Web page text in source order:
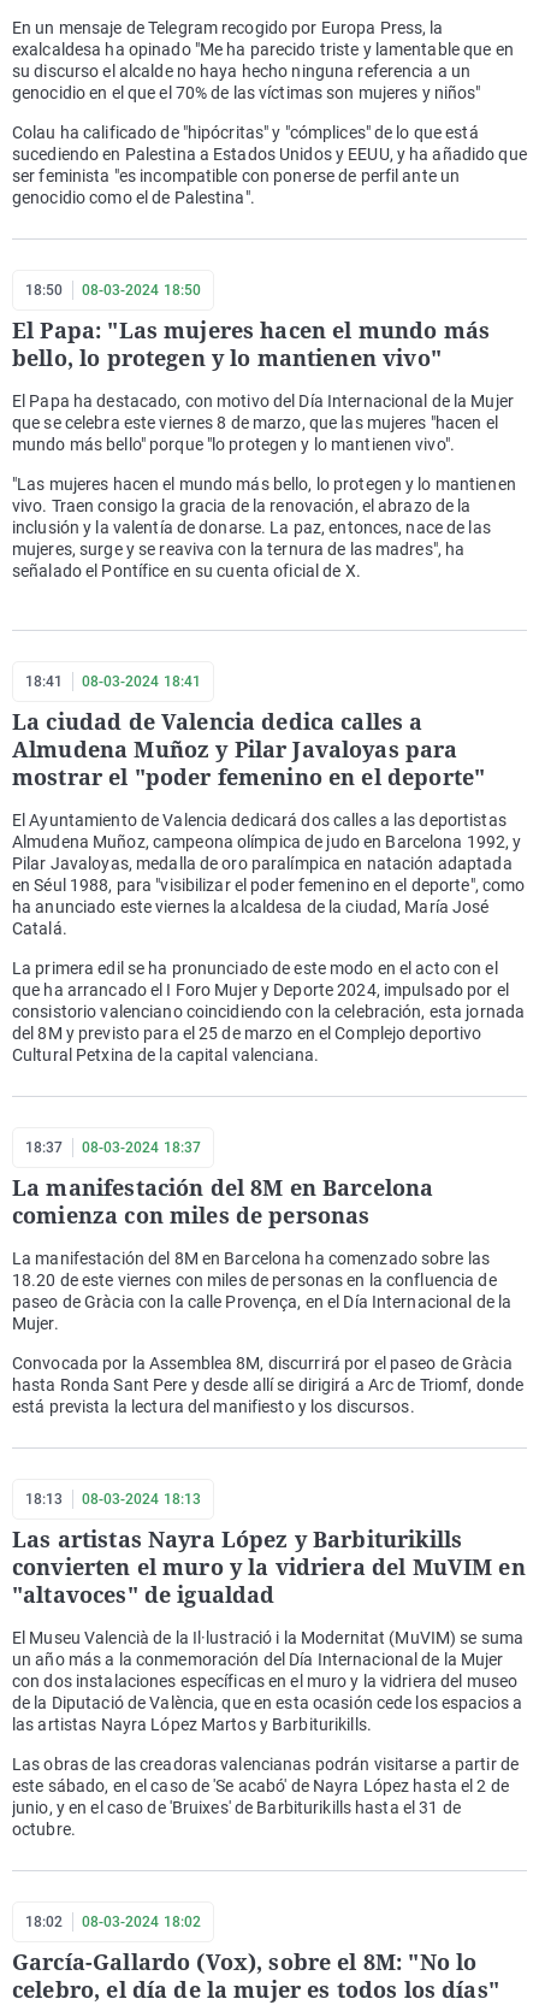
En un mensaje de Telegram recogido por Europa Press, la
exalcaldesa ha opinado "Me ha parecido triste y lamentable que en
su discurso el alcalde no haya hecho ninguna referencia a un
genocidio en el que el 70% de las víctimas son mujeres y niños"
Colau ha calificado de "hipócritas" y "cómplices" de lo que está
sucediendo en Palestina a Estados Unidos y EEUU, y ha añadido que
ser feminista "es incompatible con ponerse de perfil ante un
genocidio como el de Palestina".
18:50 08-03-2024 18:50
El Papa: "Las mujeres hacen el mundo más
bello, lo protegen y lo mantienen vivo"
El Papa ha destacado, con motivo del Día Internacional de la Mujer
que se celebra este viernes 8 de marzo, que las mujeres "hacen el
mundo más bello" porque "lo protegen y lo mantienen vivo".
"Las mujeres hacen el mundo más bello, lo protegen y lo mantienen
vivo. Traen consigo la gracia de la renovación, el abrazo de la
inclusión y la valentía de donarse. La paz, entonces, nace de las
mujeres, surge y se reaviva con la ternura de las madres", ha
señalado el Pontífice en su cuenta oficial de X.
18:41 08-03-2024 18:41
La ciudad de Valencia dedica calles a
Almudena Muñoz y Pilar Javaloyas para
mostrar el "poder femenino en el deporte"
El Ayuntamiento de Valencia dedicará dos calles a las deportistas
Almudena Muñoz, campeona olímpica de judo en Barcelona 1992, y
Pilar Javaloyas, medalla de oro paralímpica en natación adaptada
en Séul 1988, para "visibilizar el poder femenino en el deporte", como
ha anunciado este viernes la alcaldesa de la ciudad, María José
Catalá.
La primera edil se ha pronunciado de este modo en el acto con el
que ha arrancado el I Foro Mujer y Deporte 2024, impulsado por el
consistorio valenciano coincidiendo con la celebración, esta jornada
del 8M y previsto para el 25 de marzo en el Complejo deportivo
Cultural Petxina de la capital valenciana.
18:37 08-03-2024 18:37
La manifestación del 8M en Barcelona
comienza con miles de personas
La manifestación del 8M en Barcelona ha comenzado sobre las
18.20 de este viernes con miles de personas en la confluencia de
paseo de Gràcia con la calle Provença, en el Día Internacional de la
Mujer.
Convocada por la Assemblea 8M, discurrirá por el paseo de Gràcia
hasta Ronda Sant Pere y desde allí se dirigirá a Arc de Triomf, donde
está prevista la lectura del manifiesto y los discursos.
18:13 08-03-2024 18:13
Las artistas Nayra López y Barbiturikills
convierten el muro y la vidriera del MuVIM en
"altavoces" de igualdad
El Museu Valencià de la Il·lustració i la Modernitat (MuVIM) se suma
un año más a la conmemoración del Día Internacional de la Mujer
con dos instalaciones específicas en el muro y la vidriera del museo
de la Diputació de València, que en esta ocasión cede los espacios a
las artistas Nayra López Martos y Barbiturikills.
Las obras de las creadoras valencianas podrán visitarse a partir de
este sábado, en el caso de 'Se acabó' de Nayra López hasta el 2 de
junio, y en el caso de 'Bruixes' de Barbiturikills hasta el 31 de
octubre.
18:02 08-03-2024 18:02
García-Gallardo (Vox), sobre el 8M: "No lo
celebro, el día de la mujer es todos los días"